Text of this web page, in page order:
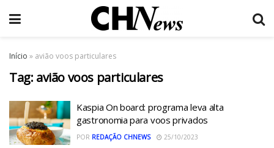
Início » avião voos particulares
Tag: avião voos particulares
Kaspia On board: programa leva alta
gastronomia para voos privados
POR REDAÇÃO CHNEWS 25/10/2023